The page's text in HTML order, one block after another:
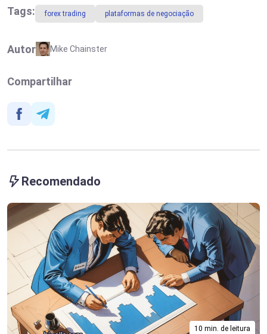
Prazo Final se
Aproxima para
Tags: forex trading plataformas de negociação
Autor Mike Chainster
Compartilhar
Recomendado
10 min. de leitura